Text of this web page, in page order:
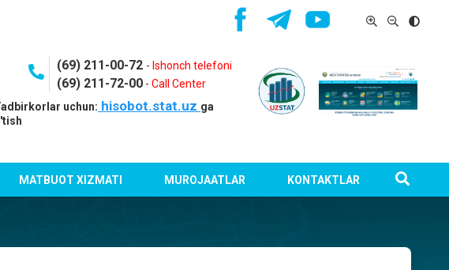
(69) 211-00-72 - Ishonch telefoni
(69) 211-72-00- Call Center
uchun: hisobot.stat.uz ga
MATBUOT XIZMATI MUROJAATLAR KONTAKTLAR